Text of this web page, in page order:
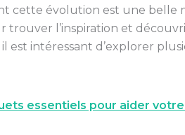
cette évolution est une belle
trouver l’inspiration et
il est intéressant d’explorer
essentiels pour aider